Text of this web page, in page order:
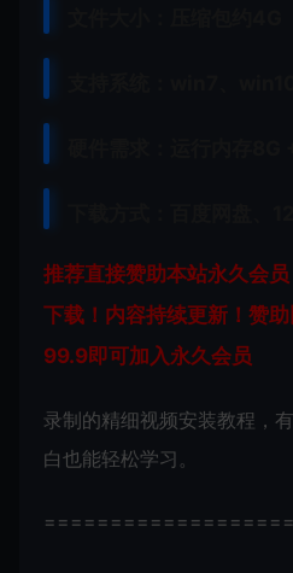
推荐直接赞助本站永久会
下载！内容持续更新！赞
99.9即可加入永久会员
录制的精细视频安装教程，
白也能轻松学习。